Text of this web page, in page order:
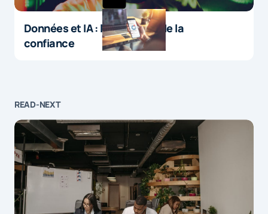
Données et IA : le paradoxe de la
confiance
READ-NEXT